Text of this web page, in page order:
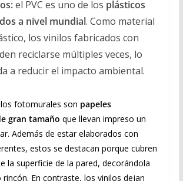
el PVC es uno de los plásticos
a nivel mundial. Como material
los vinilos fabricados con
reciclarse múltiples veces, lo
a reducir el impacto ambiental.
fotomurales son papeles
gran tamaño que llevan impreso un
Además de estar elaborados con
estos se destacan porque cubren
la superficie de la pared, decorándola
En contraste, los vinilos dejan